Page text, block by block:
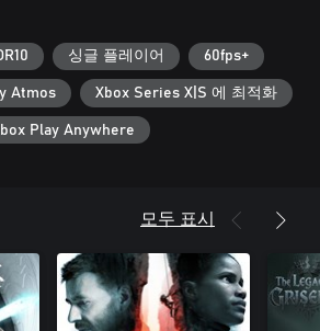
원하고 이 괴물들을 집어삼킨 아픔을 밝
사용해 무시무시한 유령과 맞서 싸우고,
험하며, 위대한 태피스트리의 찢어진 곳
다움
과 감동적인 서사, 몰입감 넘치는 음악을
싱글 플레이어 60fps+
Atmos Xbox Series X|S 에 최적화
Play Anywhere
모두 표시